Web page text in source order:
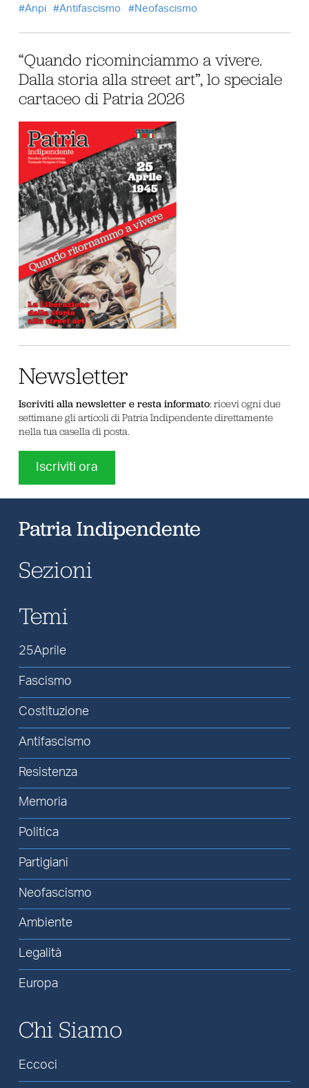
Anpi
Antifascismo Neofascismo
“Quando ricominciammo a vivere.
Dalla storia alla street art”, lo speciale
cartaceo di Patria 2026
Newsletter
Iscriviti alla newsletter e resta informato: ricevi ogni due
settimane gli articoli di Patria Indipendente direttamente
nella tua casella di posta.
Iscriviti ora
Patria Indipendente
Sezioni
Temi
25Aprile
Fascismo
Costituzione
Antifascismo
Resistenza
Memoria
Politica
Partigiani
Neofascismo
Ambiente
Legalità
Europa
Chi Siamo
Eccoci